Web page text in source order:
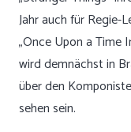
Jahr auch für Regie-
„Once Upon a Time
wird demnächst in
über den
sehen sein.